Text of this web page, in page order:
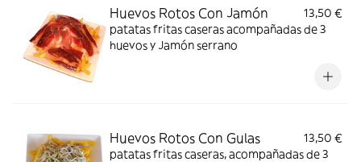
Huevos Rotos Con Jamón
13,50 €
patatas fritas caseras acompañadas de 3
huevos y Jamón serrano
Huevos Rotos Con Gulas
13,50 €
patatas fritas caseras, acompañadas de 3